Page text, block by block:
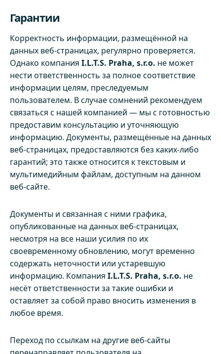
Гарантии
Корректность информации, размещённой на
данных веб-страницах, регулярно проверяется.
Однако компания I.L.T.S. Praha, s.r.o. не может
нести ответственность за полное соответствие
информации целям, преследуемым
пользователем. В случае сомнений рекомендуем
связаться с нашей компанией — мы с готовностью
предоставим консультацию и уточняющую
информацию. Документы, размещённые на данных
веб-страницах, предоставляются без каких-либо
гарантий; это также относится к текстовым и
мультимедийным файлам, доступным на данном
веб-сайте.
Документы и связанная с ними графика,
опубликованные на данных веб-страницах,
несмотря на все наши усилия по их
своевременному обновлению, могут временно
содержать неточности или устаревшую
информацию. Компания I.L.T.S. Praha, s.r.o. не
несёт ответственности за такие ошибки и
оставляет за собой право вносить изменения в
любое время.
Переход по ссылкам на другие веб-сайты